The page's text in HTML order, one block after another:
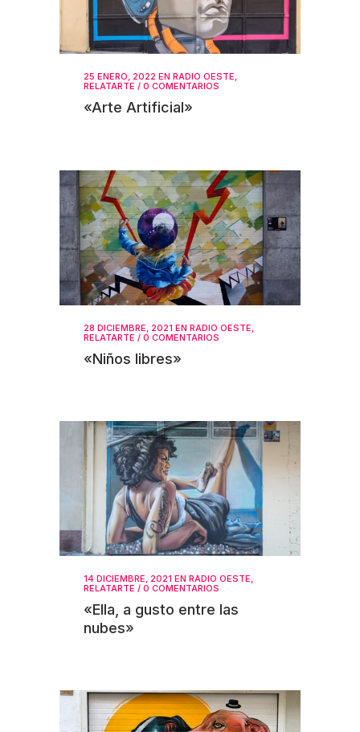
25 ENERO, 2022 EN RADIO OESTE,
RELATARTE / 0 COMENTARIOS
«Arte Artificial»
28 DICIEMBRE, 2021 EN RADIO OESTE,
RELATARTE / 0 COMENTARIOS
«Niños libres»
14 DICIEMBRE, 2021 EN RADIO OESTE,
RELATARTE / 0 COMENTARIOS
«Ella, a gusto entre las
nubes»